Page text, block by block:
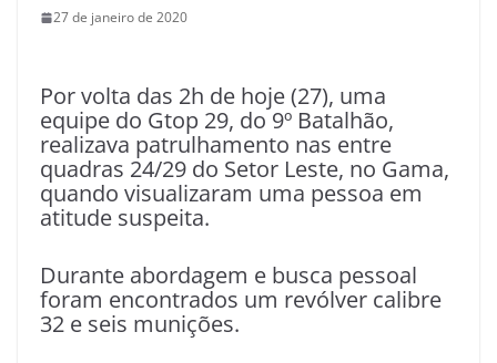
27 de janeiro de 2020
Por volta das 2h de hoje (27), uma
equipe do Gtop 29, do 9º Batalhão,
realizava patrulhamento nas entre
quadras 24/29 do Setor Leste, no Gama,
quando visualizaram uma pessoa em
atitude suspeita.
Durante abordagem e busca pessoal
foram encontrados um revólver calibre
32 e seis munições.